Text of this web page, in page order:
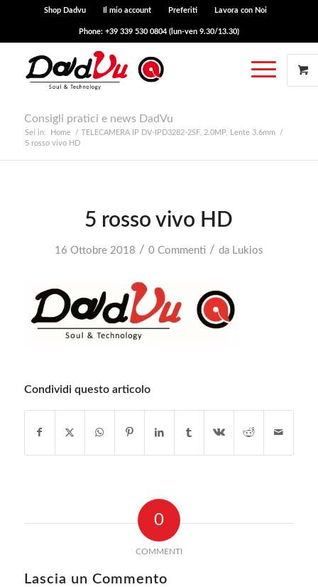
Shop Dadvu Il mio account Preferiti Lavora con Noi
Phone: +39 339 530 0804 (lun-ven 9.30/13.30)
Consigli pratici e news DadVu
Sei in: Home / TELECAMERA IP DV-IPD3282-2SF, 2.0MP, Lente 3.6mm
/
5 rosso vivo HD
5 rosso vivo HD
16 Ottobre 2018 / 0 Commenti / da Lukios
Condividi questo articolo
0
COMMENTI
Lascia un Commento